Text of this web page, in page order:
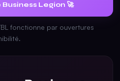
Legion 🚀
fonctionne par ouvertures